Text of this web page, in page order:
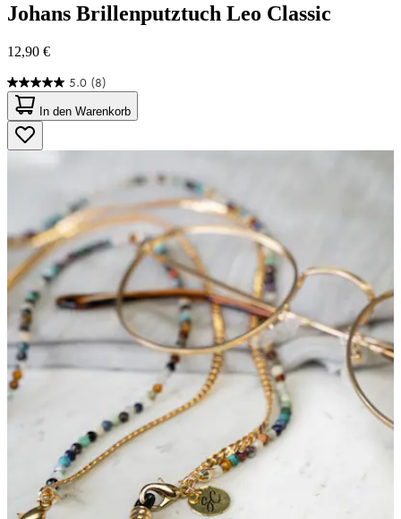
Johans Brillenputztuch Leo Classic
12,90 €
5.0 (8)
5.0
von
5
Sternen.
8
In den Warenkorb